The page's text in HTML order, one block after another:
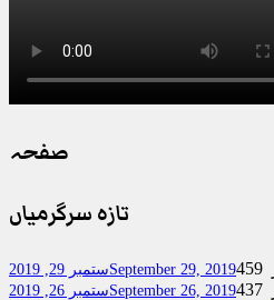
صفحہ
تازہ سرگرمیاں
ستمبر 29, 2019September 29, 2019
ستمبر 26, 2019September 26, 2019